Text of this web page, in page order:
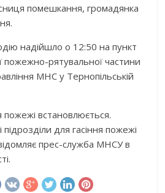
помешкання, громадянка
надійшло о 12:50 на пункт
пожежно-рятувальної частини
МНС у Тернопільській
встановлюється.
для гасіння пожежі
прес-служба МНСУ в